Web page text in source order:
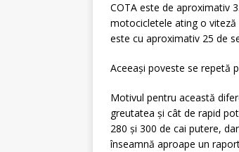
COTA este de aproximativ
motocicletele ating o
este cu aproximativ 25 de
Aceeași poveste se repetă
Motivul pentru această
greutatea și cât de rapid
280 și 300 de cai putere,
înseamnă aproape un